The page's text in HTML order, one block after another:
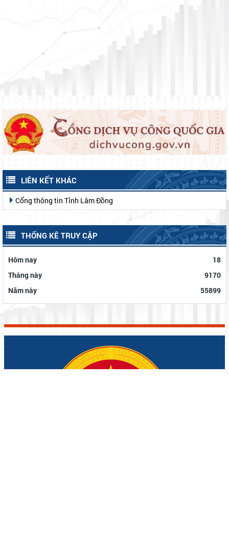
LIÊN KẾT KHÁC
Cổng thông tin Tỉnh Lâm Đồng
THỐNG KÊ TRUY CẬP
Hôm nay
18
Tháng này
9170
Năm này
55899